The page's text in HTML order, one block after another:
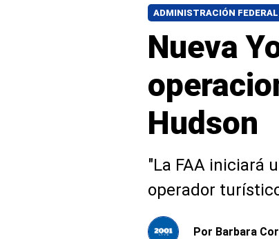
ADMINISTRACIÓN
Nueva
Hudson
"La FAA iniciará
operador
Por Barbara